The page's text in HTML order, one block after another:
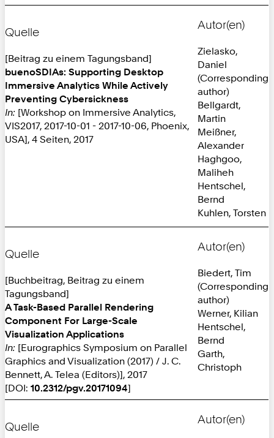
Quelle
[Beitrag zu einem Tagungsband]
buenoSDIAs: Supporting Desktop
Immersive Analytics While Actively
Preventing Cybersickness
In: [Workshop on Immersive Analytics,
VIS2017, 2017-10-01 - 2017-10-06, Phoenix,
USA], 4 Seiten, 2017
Autor(en)
Zielasko,
Daniel
(Corresponding
author)
Bellgardt,
Martin
Meißner,
Alexander
Haghgoo,
Maliheh
Hentschel,
Bernd
Kuhlen, Torsten
Quelle
[Buchbeitrag, Beitrag zu einem
Tagungsband]
A Task-Based Parallel Rendering
Component For Large-Scale
Visualization Applications
In: [Eurographics Symposium on Parallel
Graphics and Visualization (2017) / J. C.
Bennett, A. Telea (Editors)], 2017
[DOI: 10.2312/pgv.20171094]
Autor(en)
Biedert, Tim
(Corresponding
author)
Werner, Kilian
Hentschel,
Bernd
Garth,
Christoph
Quelle
Autor(en)